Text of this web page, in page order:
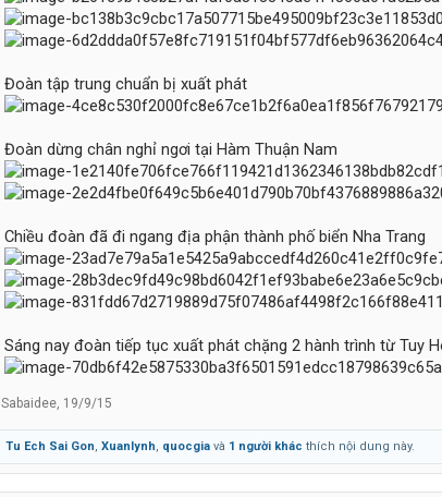
Đoàn tập trung chuẩn bị xuất phát
Đoàn dừng chân nghỉ ngơi tại Hàm Thuận Nam
Chiều đoàn đã đi ngang địa phận thành phố biển Nha Trang
Sáng nay đoàn tiếp tục xuất phát chặng 2 hành trình từ Tuy
Sabaidee, 19/9/15
Tu Ech Sai Gon, Xuanlynh, quocgia và 1 người khác thích nội dung này.